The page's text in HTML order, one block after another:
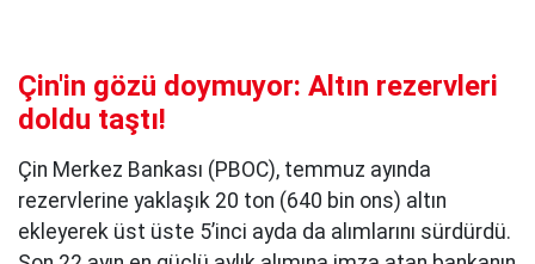
Çin'in gözü doymuyor: Altın rezervleri
doldu taştı!
Çin Merkez Bankası (PBOC), temmuz ayında
rezervlerine yaklaşık 20 ton (640 bin ons) altın
ekleyerek üst üste 5’inci ayda da alımlarını sürdürdü.